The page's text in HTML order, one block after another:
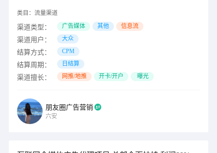
类目： 流量渠道
渠道类型： 广告媒体 其他 信息流
渠道用户： 大众
结算方式： CPM
结算周期： 日结算
渠道擅长： 网推/地推 开卡/开户 曝光
朋友圈广告营销
六安